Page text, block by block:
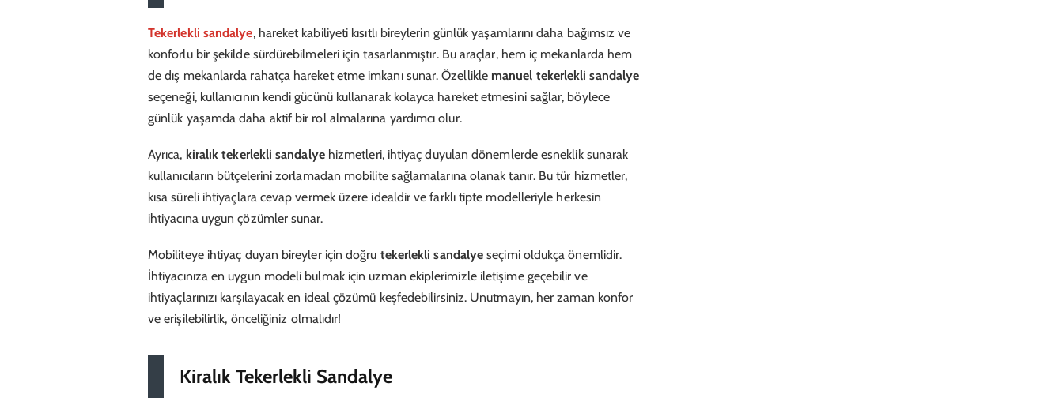
Tekerlekli sandalye, hareket kabiliyeti kısıtlı bireylerin günlük yaşamlarını daha bağımsız ve
konforlu bir şekilde sürdürebilmeleri için tasarlanmıştır. Bu araçlar, hem iç mekanlarda hem
de dış mekanlarda rahatça hareket etme imkanı sunar. Özellikle manuel tekerlekli sandalye
seçeneği, kullanıcının kendi gücünü kullanarak kolayca hareket etmesini sağlar, böylece
günlük yaşamda daha aktif bir rol almalarına yardımcı olur.
Ayrıca, kiralık tekerlekli sandalyehizmetleri, ihtiyaç duyulan dönemlerde esneklik sunarak
kullanıcıların bütçelerini zorlamadan mobilite sağlamalarına olanak tanır. Bu tür hizmetler,
kısa süreli ihtiyaçlara cevap vermek üzere idealdir ve farklı tipte modelleriyle herkesin
ihtiyacına uygun çözümler sunar.
Mobiliteye ihtiyaç duyan bireyler için doğru tekerlekli sandalye seçimi oldukça önemlidir.
İhtiyacınıza en uygun modeli bulmak için uzman ekiplerimizle iletişime geçebilir ve
ihtiyaçlarınızı karşılayacak en ideal çözümü keşfedebilirsiniz. Unutmayın, her zaman konfor
ve erişilebilirlik, önceliğiniz olmalıdır!
Kiralık Tekerlekli Sandalye